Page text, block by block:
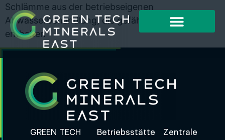
Schlämme aus der betriebseigenen
Abwasserbehandlung, die gefährliche Stoffe
enthalten
GREEN TECH
Betriebsstätte
Zentrale